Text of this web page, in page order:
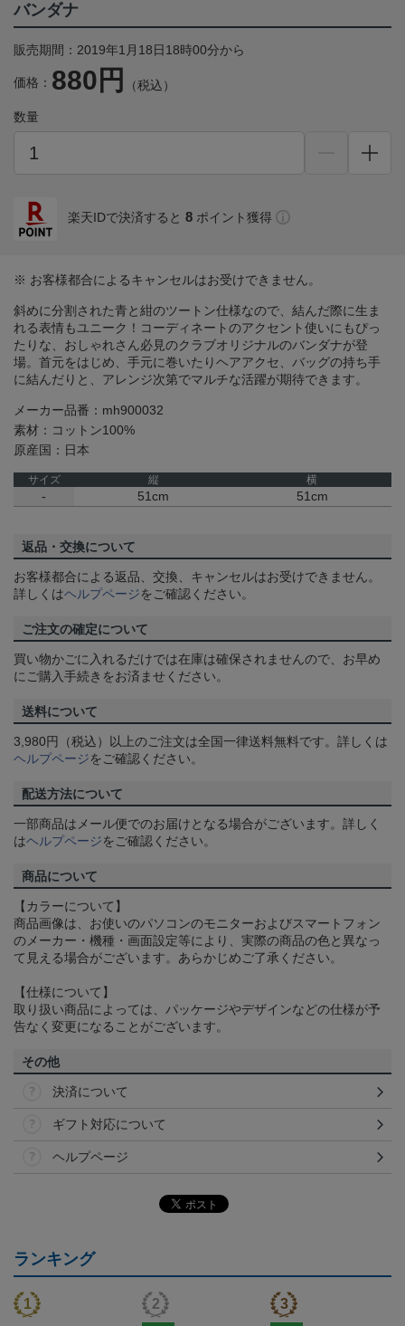
バンダナ
販売期間：2019年1月18日18時00分から
価格： 880円 （税込）
数量
楽天IDで決済すると 8 ポイント獲得
※ お客様都合によるキャンセルはお受けできません。
斜めに分割された青と紺のツートン仕様なので、結んだ際に生ま
れる表情もユニーク！コーディネートのアクセント使いにもぴっ
たりな、おしゃれさん必見のクラブオリジナルのバンダナが登
場。首元をはじめ、手元に巻いたりヘアアクセ、バッグの持ち手
に結んだりと、アレンジ次第でマルチな活躍が期待できます。
メーカー品番：mh900032
素材：コットン100%
原産国：日本
サイズ 縦 横
- 51cm 51cm
返品・交換について
お客様都合による返品、交換、キャンセルはお受けできません。
詳しくはヘルプページをご確認ください。
ご注文の確定について
買い物かごに入れるだけでは在庫は確保されませんので、お早め
にご購入手続きをお済ませください。
送料について
3,980円（税込）以上のご注文は全国一律送料無料です。詳しくは
ヘルプページをご確認ください。
配送方法について
一部商品はメール便でのお届けとなる場合がございます。詳しく
はヘルプページをご確認ください。
商品について
【カラーについて】
商品画像は、お使いのパソコンのモニターおよびスマートフォン
のメーカー・機種・画面設定等により、実際の商品の色と異なっ
て見える場合がございます。あらかじめご了承ください。
【仕様について】
取り扱い商品によっては、パッケージやデザインなどの仕様が予
告なく変更になることがございます。
その他
決済について
ギフト対応について
ヘルプページ
ランキング